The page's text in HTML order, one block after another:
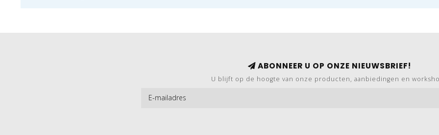
ABONNEER U OP ONZE NIEUWSBRIEF!
U blijft op de hoogte van onze producten, aanbiedingen en